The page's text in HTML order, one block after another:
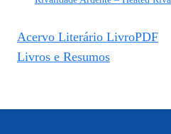
Acervo Literário LivroPDF
Livros e Resumos